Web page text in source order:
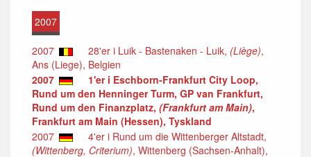
2007
2007 28'er i Luik - Bastenaken - Luik, (Liège),
Ans (Liege), Belgien
2007
1'er i Eschborn-Frankfurt City Loop,
Rund um den Henninger Turm, GP van Frankfurt,
Rund um den Finanzplatz, (Frankfurt am Main),
Frankfurt am Main (Hessen), Tyskland
2007
4'er i Rund um die Wittenberger Altstadt,
(Wittenberg, Criterium), Wittenberg (Sachsen-Anhalt),